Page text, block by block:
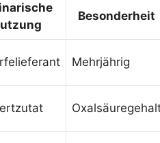
Besonderheit
Mehrjährig